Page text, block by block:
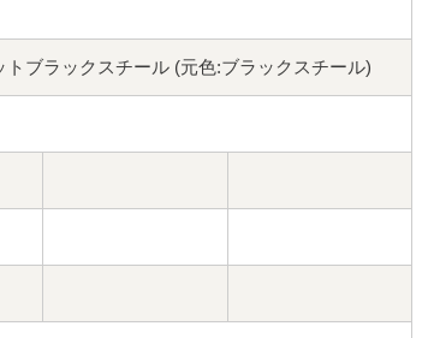
ブラックスチール (元色:ブラックスチール)